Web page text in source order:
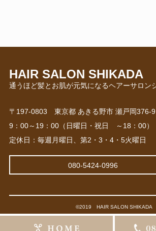
HAIR SALON SHIKADA
〒197-0803 東京都 あきる野市 瀬戸岡376-9
9：00～19：00（日曜日・祝日 ～18：00）
定休日：毎週月曜日、第2・3・4・5火曜日
080-5424-0996
©2019 HAIR SALON SHIKADA